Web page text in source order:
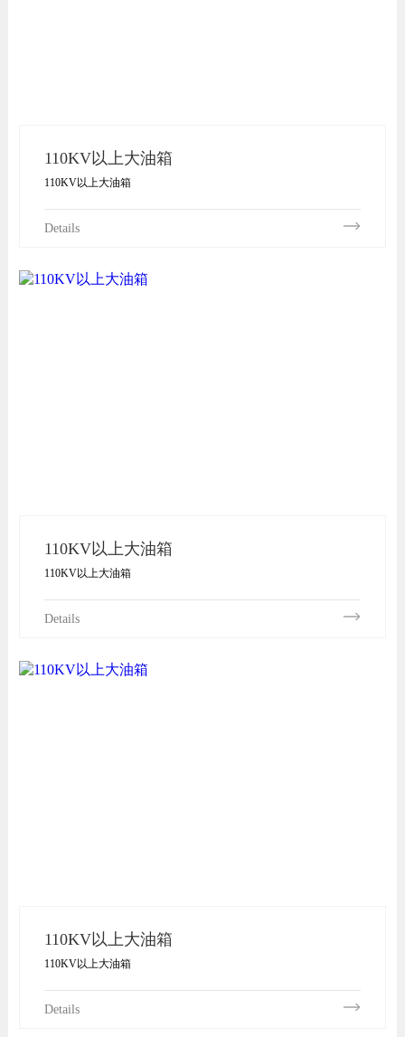
110KV以上大油箱
110KV以上大油箱
Details
110KV以上大油箱
110KV以上大油箱
Details
110KV以上大油箱
110KV以上大油箱
Details